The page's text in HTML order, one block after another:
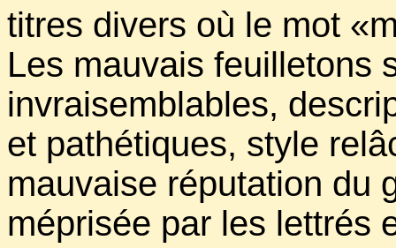
titres divers où le mot
Les mauvais feuilletons
invraisemblables,
et pathétiques, style
mauvaise réputation du
méprisée par les lettrés